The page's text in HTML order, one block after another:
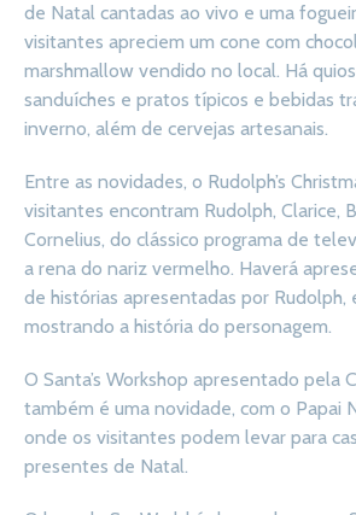
de Natal cantadas ao vivo e uma
visitantes apreciem um cone com
marshmallow vendido no local. Há
sanduíches e pratos típicos e bebidas
inverno, além de cervejas artesanais.
Entre as novidades, o Rudolph’s
visitantes encontram Rudolph, Clarice,
Cornelius, do clássico programa de
a rena do nariz vermelho. Haverá
de histórias apresentadas por Rudolph,
mostrando a história do personagem.
O Santa’s Workshop apresentado pela
também é uma novidade, com o Papai
onde os visitantes podem levar para
presentes de Natal.